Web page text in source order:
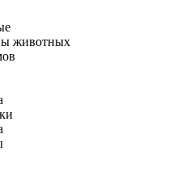
животных